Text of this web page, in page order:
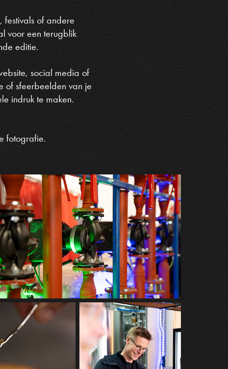
festivals of andere
voor een terugblik
editie.
social media of
of sfeerbeelden van je
indruk te maken.
fotografie.